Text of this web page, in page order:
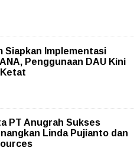
Siapkan Implementasi
Penggunaan DAU Kini
PT Anugrah Sukses
Linda Pujianto dan